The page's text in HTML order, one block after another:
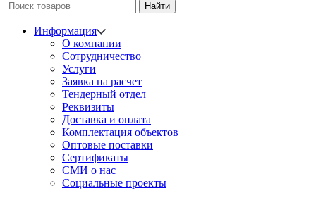
Найти
Информация
О компании
Сотрудничество
Услуги
Заявка на расчет
Тендерный отдел
Реквизиты
Доставка и оплата
Комплектация объектов
Оптовые поставки
Сертификаты
СМИ о нас
Социальные проекты